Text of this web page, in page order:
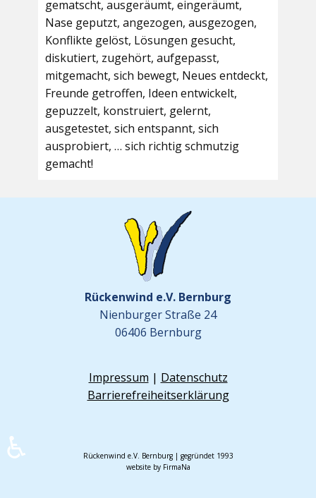
gematscht, ausgeräumt, eingeräumt,
Nase geputzt, angezogen, ausgezogen,
Konflikte gelöst, Lösungen gesucht,
diskutiert, zugehört, aufgepasst,
mitgemacht, sich bewegt, Neues entdeckt,
Freunde getroffen, Ideen entwickelt,
gepuzzelt, konstruiert, gelernt,
ausgetestet, sich entspannt, sich
ausprobiert, … sich richtig schmutzig
gemacht!
Rückenwind e.V. Bernburg
Nienburger Straße 24
06406 Bernburg
Impressum | Datenschutz
Barrierefreiheitserklärung
Rückenwind e.V. Bernburg | gegründet 1993
website by FirmaNa